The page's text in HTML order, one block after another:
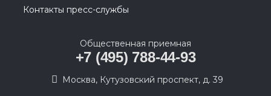
Контакты пресс-службы
Общественная приемная
+7 (495) 788-44-93
Москва, Кутузовский проспект, д. 39